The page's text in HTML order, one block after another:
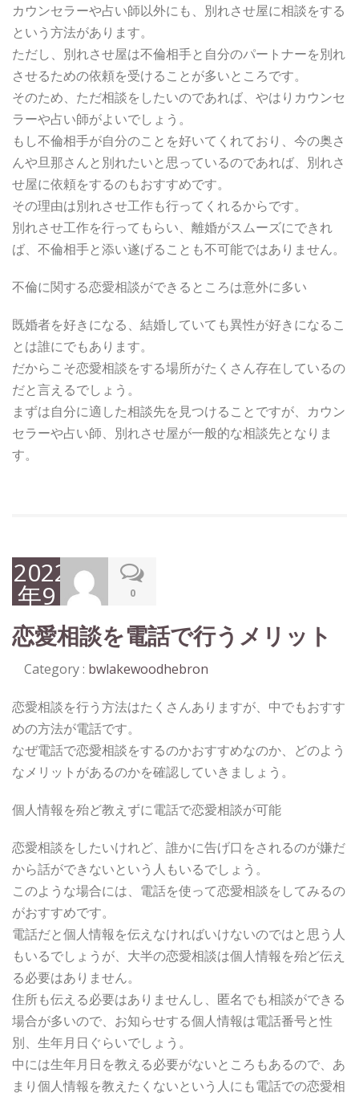
カウンセラーや占い師以外にも、別れさせ屋に相談をする
という方法があります。
ただし、別れさせ屋は不倫相手と自分のパートナーを別れ
させるための依頼を受けることが多いところです。
そのため、ただ相談をしたいのであれば、やはりカウンセ
ラーや占い師がよいでしょう。
もし不倫相手が自分のことを好いてくれており、今の奥さ
んや旦那さんと別れたいと思っているのであれば、別れさ
せ屋に依頼をするのもおすすめです。
その理由は別れさせ工作も行ってくれるからです。
別れさせ工作を行ってもらい、離婚がスムーズにできれ
ば、不倫相手と添い遂げることも不可能ではありません。
不倫に関する恋愛相談ができるところは意外に多い
既婚者を好きになる、結婚していても異性が好きになるこ
とは誰にでもあります。
だからこそ恋愛相談をする場所がたくさん存在しているの
だと言えるでしょう。
まずは自分に適した相談先を見つけることですが、カウン
セラーや占い師、別れさせ屋が一般的な相談先となりま
す。
2022
年9
月
19
日
0
恋愛相談を電話で行うメリット
Category : bwlakewoodhebron
恋愛相談を行う方法はたくさんありますが、中でもおすす
めの方法が電話です。
なぜ電話で恋愛相談をするのかおすすめなのか、どのよう
なメリットがあるのかを確認していきましょう。
個人情報を殆ど教えずに電話で恋愛相談が可能
恋愛相談をしたいけれど、誰かに告げ口をされるのが嫌だ
から話ができないという人もいるでしょう。
このような場合には、電話を使って恋愛相談をしてみるの
がおすすめです。
電話だと個人情報を伝えなければいけないのではと思う人
もいるでしょうが、大半の恋愛相談は個人情報を殆ど伝え
る必要はありません。
住所も伝える必要はありませんし、匿名でも相談ができる
場合が多いので、お知らせする個人情報は電話番号と性
別、生年月日ぐらいでしょう。
中には生年月日を教える必要がないところもあるので、あ
まり個人情報を教えたくないという人にも電話での恋愛相